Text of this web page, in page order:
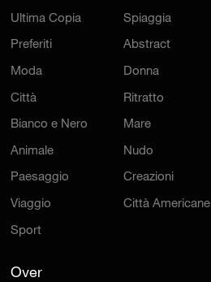
Ultima Copia
Preferiti
Moda
Città
Bianco e Nero
Animale
Paesaggio
Viaggio
Sport
Spiaggia
Abstract
Donna
Ritratto
Mare
Nudo
Creazioni
Città Americane
Over